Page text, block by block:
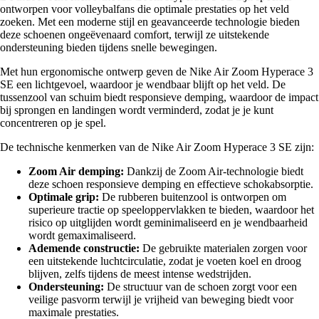
ontworpen voor volleybalfans die optimale prestaties op het veld
zoeken. Met een moderne stijl en geavanceerde technologie bieden
deze schoenen ongeëvenaard comfort, terwijl ze uitstekende
ondersteuning bieden tijdens snelle bewegingen.
Met hun ergonomische ontwerp geven de Nike Air Zoom Hyperace 3
SE een lichtgevoel, waardoor je wendbaar blijft op het veld. De
tussenzool van schuim biedt responsieve demping, waardoor de impact
bij sprongen en landingen wordt verminderd, zodat je je kunt
concentreren op je spel.
De technische kenmerken van de Nike Air Zoom Hyperace 3 SE zijn:
Zoom Air demping: Dankzij de Zoom Air-technologie biedt
deze schoen responsieve demping en effectieve schokabsorptie.
Optimale grip: De rubberen buitenzool is ontworpen om
superieure tractie op speeloppervlakken te bieden, waardoor het
risico op uitglijden wordt geminimaliseerd en je wendbaarheid
wordt gemaximaliseerd.
Ademende constructie: De gebruikte materialen zorgen voor
een uitstekende luchtcirculatie, zodat je voeten koel en droog
blijven, zelfs tijdens de meest intense wedstrijden.
Ondersteuning: De structuur van de schoen zorgt voor een
veilige pasvorm terwijl je vrijheid van beweging biedt voor
maximale prestaties.